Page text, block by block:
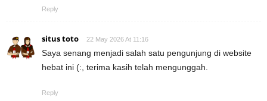
Reply
situs toto 22 May 2026 At 11:16
Saya senang menjadi salah satu pengunjung di website
hebat ini (:, terima kasih telah mengunggah.
Reply